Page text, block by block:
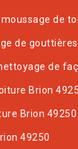
de
de
de
Brion
Brion 49250
49250